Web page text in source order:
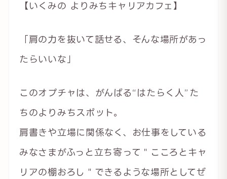
【いくみの よりみちキャリアカフェ】
「肩の力を抜いて話せる、そんな場所があっ
たらいいな」
このオプチャは、がんばる“はたらく人”た
ちのよりみちスポット。
肩書きや立場に関係なく、お仕事をしている
みなさまがふっと立ち寄って＂こころとキャ
リアの棚おろし＂できるような場所としてぜ